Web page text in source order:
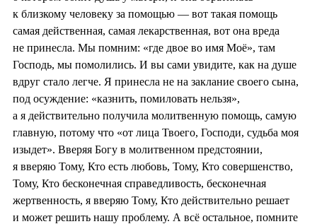
к близкому человеку за помощью — вот такая помощь
самая действенная, самая лекарственная, вот она вреда
не принесла. Мы помним: «где двое во имя Моё», там
Господь, мы помолились. И вы сами увидите, как на душе
вдруг стало легче. Я принесла не на заклание своего сына,
под осуждение: «казнить, помиловать нельзя»,
а я действительно получила молитвенную помощь, самую
главную, потому что «от лица Твоего, Господи, судьба моя
изыдет». Вверяя Богу в молитвенном предстоянии,
я вверяю Тому, Кто есть любовь, Тому, Кто совершенство,
Тому, Кто бесконечная справедливость, бесконечная
жертвенность, я вверяю Тому, Кто действительно решает
и может решить нашу проблему. А всё остальное, помните